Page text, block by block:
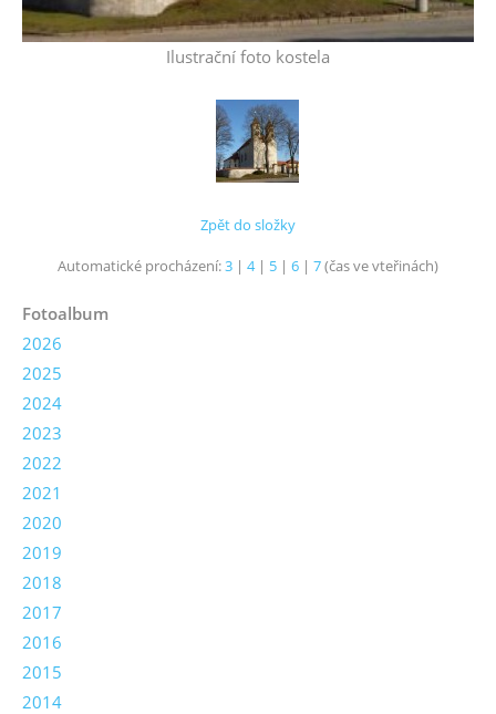
Ilustrační foto kostela
Zpět do složky
Automatické procházení:3 | 4| 5 | 6 | 7(čas ve vteřinách)
Fotoalbum
2026
2025
2024
2023
2022
2021
2020
2019
2018
2017
2016
2015
2014